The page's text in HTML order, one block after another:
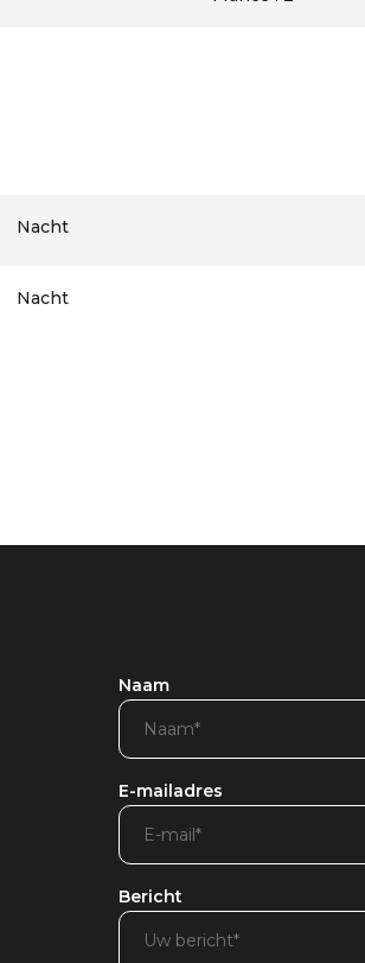
Nacht
Nacht
Naam
E-mailadres
Bericht